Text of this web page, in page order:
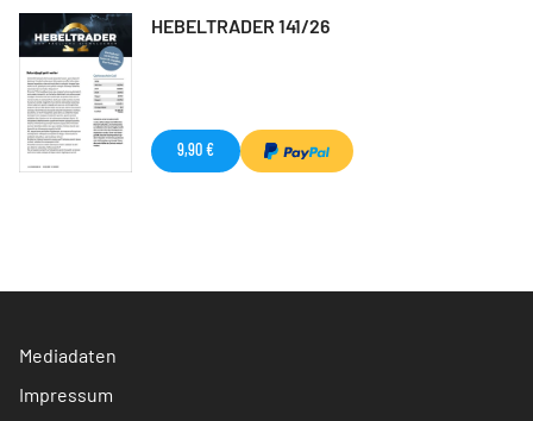
HEBELTRADER 141/26
9,90 €
Mediadaten
Impressum